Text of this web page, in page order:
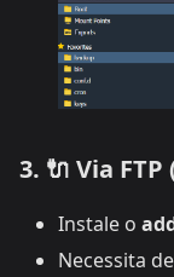
3. 🔌 Via
Instale o
Necessita